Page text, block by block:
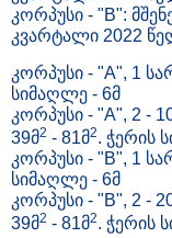
კორპუსი - "B":
კვარტალი 2022
კორპუსი - "A", 1
სიმაღლე - 6მ
კორპუსი - "A", 2 -
39მ2 - 81მ2. ჭერის
კორპუსი - "B", 1
სიმაღლე - 6მ
კორპუსი - "B", 2 -
39მ2 - 81მ2. ჭერის